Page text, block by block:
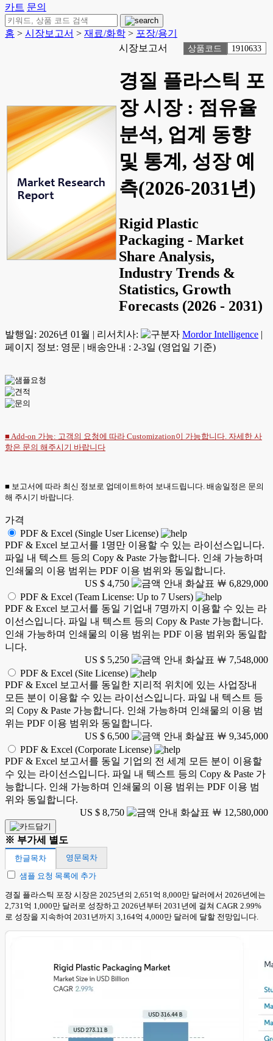
카트 문의
홈 > 시장보고서 > 재료/화학 > 포장/용기
시장보고서
상품코드 1910633
경질 플라스틱 포
장 시장 : 점유율
분석, 업계 동향
및 통계, 성장 예
측(2026-2031년)
Rigid Plastic
Packaging - Market
Share Analysis,
Industry Trends &
Statistics, Growth
Forecasts (2026 - 2031)
발행일: 2026년 01월 | 리서치사: Mordor Intelligence |
페이지 정보: 영문 | 배송안내 : 2-3일 (영업일 기준)
■ Add-on 가능: 고객의 요청에 따라 Customization이 가능합니다. 자세한 사
항은 문의 해주시기 바랍니다
■ 보고서에 따라 최신 정보로 업데이트하여 보내드립니다. 배송일정은 문의
해 주시기 바랍니다.
가격
PDF & Excel (Single User License)
PDF & Excel 보고서를 1명만 이용할 수 있는 라이선스입니다.
파일 내 텍스트 등의 Copy & Paste 가능합니다. 인쇄 가능하며
인쇄물의 이용 범위는 PDF 이용 범위와 동일합니다.
US $ 4,750
￦ 6,829,000
PDF & Excel (Team License: Up to 7 Users)
PDF & Excel 보고서를 동일 기업내 7명까지 이용할 수 있는 라
이선스입니다. 파일 내 텍스트 등의 Copy & Paste 가능합니다.
인쇄 가능하며 인쇄물의 이용 범위는 PDF 이용 범위와 동일합
니다.
US $ 5,250
￦ 7,548,000
PDF & Excel (Site License)
PDF & Excel 보고서를 동일한 지리적 위치에 있는 사업장내
모든 분이 이용할 수 있는 라이선스입니다. 파일 내 텍스트 등
의 Copy & Paste 가능합니다. 인쇄 가능하며 인쇄물의 이용 범
위는 PDF 이용 범위와 동일합니다.
US $ 6,500
￦ 9,345,000
PDF & Excel (Corporate License)
PDF & Excel 보고서를 동일 기업의 전 세계 모든 분이 이용할
수 있는 라이선스입니다. 파일 내 텍스트 등의 Copy & Paste 가
능합니다. 인쇄 가능하며 인쇄물의 이용 범위는 PDF 이용 범
위와 동일합니다.
US $ 8,750
￦ 12,580,000
※ 부가세 별도
한글목차
영문목차
샘플 요청 목록에 추가
경질 플라스틱 포장 시장은 2025년의 2,651억 8,000만 달러에서 2026년에는
2,731억 1,000만 달러로 성장하고 2026년부터 2031년에 걸쳐 CAGR 2.99%
로 성장을 지속하여 2031년까지 3,164억 4,000만 달러에 달할 전망입니다.